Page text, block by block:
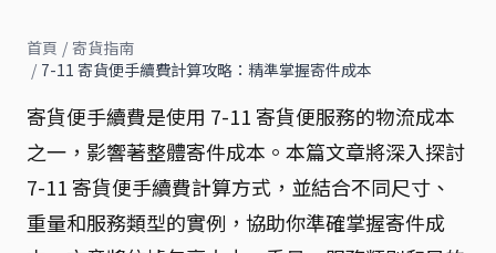
首頁 / 寄貨指南
/ 7-11 寄貨便手續費計算攻略：精準掌握寄件成本
寄貨便手續費是使用 7-11 寄貨便服務的物流成本
之一，影響著整體寄件成本。本篇文章將深入探討
7-11 寄貨便手續費計算方式，並結合不同尺寸、
重量和服務類型的實例，協助你準確掌握寄件成